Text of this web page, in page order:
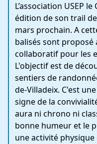
L’association USEP
édition de son trail
mars prochain. A
balisés sont proposé
collaboratif pour les
L'objectif est de
sentiers de
de-Villadeix. C'est
signe de la
aura ni chrono ni
bonne humeur et le
une activité